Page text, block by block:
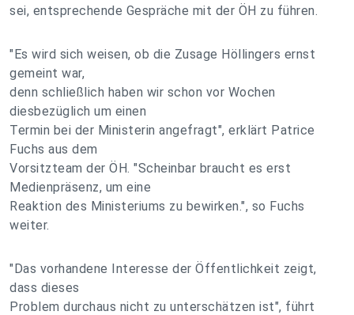
sei, entsprechende Gespräche mit der ÖH zu führen.
"Es wird sich weisen, ob die Zusage Höllingers ernst
gemeint war,
denn schließlich haben wir schon vor Wochen
diesbezüglich um einen
Termin bei der Ministerin angefragt", erklärt Patrice
Fuchs aus dem
Vorsitzteam der ÖH. "Scheinbar braucht es erst
Medienpräsenz, um eine
Reaktion des Ministeriums zu bewirken.", so Fuchs
weiter.
"Das vorhandene Interesse der Öffentlichkeit zeigt,
dass dieses
Problem durchaus nicht zu unterschätzen ist", führt